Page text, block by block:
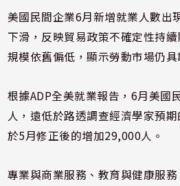
美國民間企業6月新增就業人數出
下滑，反映貿易政策不確定性持
規模依舊偏低，顯示勞動市場仍具
根據ADP全美就業報告，6月美國
人，遠低於路透調查經濟學家預
於5月修正後的增加29,000人。
專業與商業服務、教育與健康服